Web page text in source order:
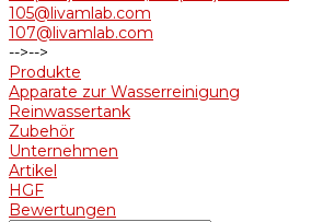
105@livamlab.com
107@livamlab.com
-->-->
Produkte
Apparate zur Wasserreinigung
Reinwassertank
Zubehör
Unternehmen
Artikel
HGF
Bewertungen